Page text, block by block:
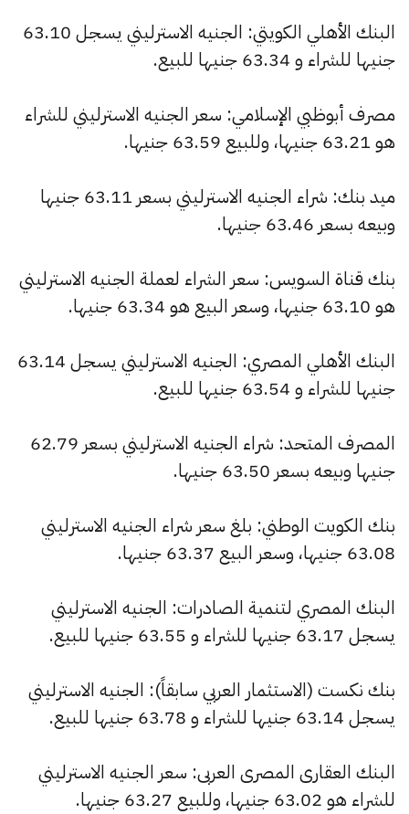
البنك الأهلي الكويتي: الجنيه الاسترليني يسجل 63.10
جنيها للشراء و 63.34 جنيها للبيع.
مصرف أبوظبي الإسلامي: سعر الجنيه الاسترليني للشراء
هو 63.21 جنيها، وللبيع 63.59 جنيها.
ميد بنك: شراء الجنيه الاسترليني بسعر 63.11 جنيها
وبيعه بسعر 63.46 جنيها.
بنك قناة السويس: سعر الشراء لعملة الجنيه الاسترليني
هو 63.10 جنيها، وسعر البيع هو 63.34 جنيها.
البنك الأهلي المصري: الجنيه الاسترليني يسجل 63.14
جنيها للشراء و 63.54 جنيها للبيع.
المصرف المتحد: شراء الجنيه الاسترليني بسعر 62.79
جنيها وبيعه بسعر 63.50 جنيها.
بنك الكويت الوطني: بلغ سعر شراء الجنيه الاسترليني
63.08 جنيها، وسعر البيع 63.37 جنيها.
البنك المصري لتنمية الصادرات: الجنيه الاسترليني
يسجل 63.17 جنيها للشراء و 63.55 جنيها للبيع.
بنك نكست (الاستثمار العربي سابقاً): الجنيه الاسترليني
يسجل 63.14 جنيها للشراء و 63.78 جنيها للبيع.
البنك العقارى المصرى العربى: سعر الجنيه الاسترليني
للشراء هو 63.02 جنيها، وللبيع 63.27 جنيها.